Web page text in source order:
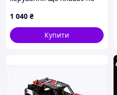
1 040 ₴
Купити